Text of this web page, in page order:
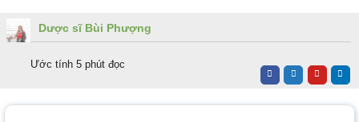
Dược sĩ Bùi Phượng
Ước tính 5 phút đọc